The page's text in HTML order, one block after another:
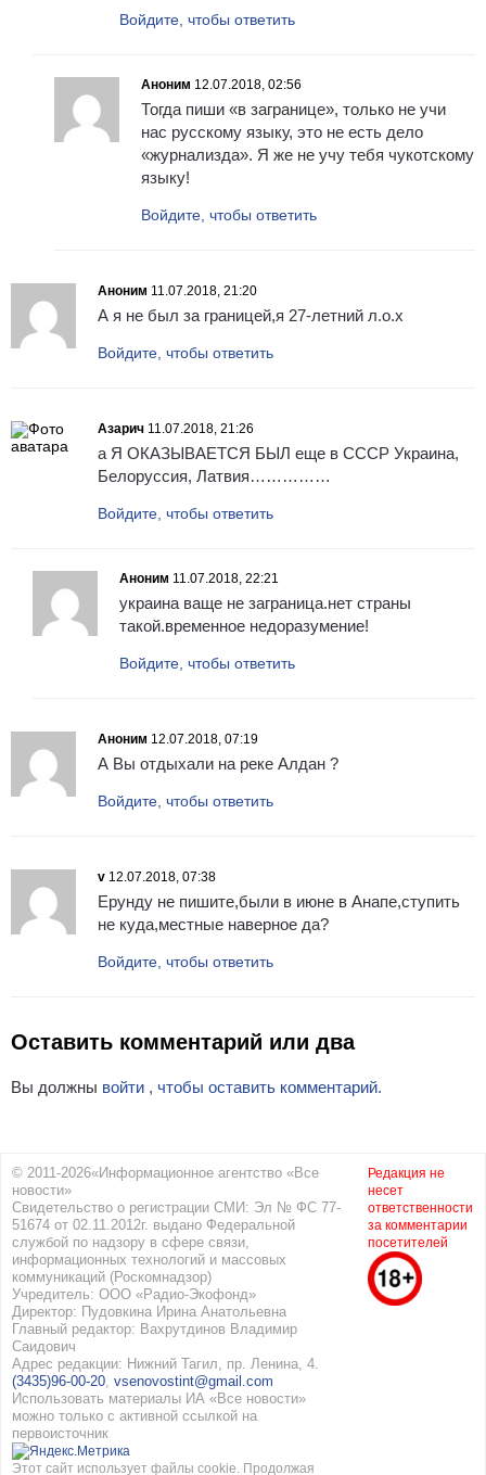
Войдите, чтобы ответить
Аноним 12.07.2018, 02:56
Тогда пиши «в загранице», только не учи
нас русскому языку, это не есть дело
«журнализда». Я же не учу тебя чукотскому
языку!
Войдите, чтобы ответить
Аноним 11.07.2018, 21:20
А я не был за границей,я 27-летний л.о.х
Войдите, чтобы ответить
Азарич 11.07.2018, 21:26
а Я ОКАЗЫВАЕТСЯ БЫЛ еще в СССР Украина,
Белоруссия, Латвия……………
Войдите, чтобы ответить
Аноним 11.07.2018, 22:21
украина ваще не заграница.нет страны
такой.временное недоразумение!
Войдите, чтобы ответить
Аноним 12.07.2018, 07:19
А Вы отдыхали на реке Алдан ?
Войдите, чтобы ответить
v 12.07.2018, 07:38
Ерунду не пишите,были в июне в Анапе,ступить
не куда,местные наверное да?
Войдите, чтобы ответить
Оставить комментарий или два
Вы должны войти , чтобы оставить комментарий.
© 2011-2026«Информационное агентство «Все
новости»
Свидетельство о регистрации СМИ: Эл № ФС 77-
51674 от 02.11.2012г. выдано Федеральной
службой по надзору в сфере связи,
информационных технологий и массовых
коммуникаций (Роскомнадзор)
Учредитель: ООО «Радио-Экофонд»
Директор: Пудовкина Ирина Анатольевна
Главный редактор: Вахрутдинов Владимир
Саидович
Адрес редакции: Нижний Тагил, пр. Ленина, 4.
(3435)96-00-20, vsenovostint@gmail.com
Использовать материалы ИА «Все новости»
можно только с активной ссылкой на
первоисточник
Этот сайт использует файлы cookie. Продолжая
Редакция не
несет
ответственности
за комментарии
посетителей